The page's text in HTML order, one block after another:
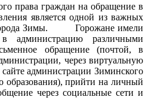
права граждан на обращение в
является одной из важных
Зимы. Горожане имели
в администрацию различными
обращение (почтой, в
через виртуальную
администрации Зиминского
образования), прийти на личный
через социальные сети и